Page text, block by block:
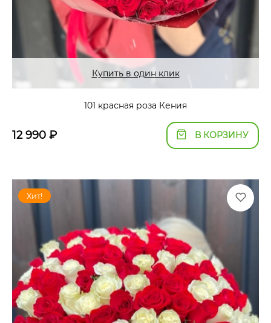
Купить в один клик
101 красная роза Кения
12 990 ₽ В КОРЗИНУ
Хит!